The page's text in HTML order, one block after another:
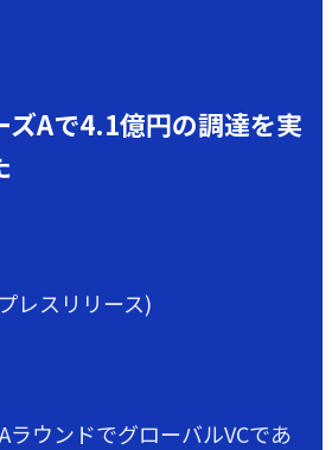
ズAで4.1億円の調達を実
レスリリース)
ラウンドでグローバルVCであ